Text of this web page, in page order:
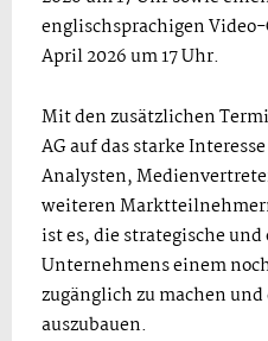
englischsprachigen
April 2026 um 17 Uhr.
Mit den zusätzlichen
AG auf das starke
Analysten,
weiteren
ist es, die strategische
Unternehmens einem
zugänglich zu machen
auszubauen.